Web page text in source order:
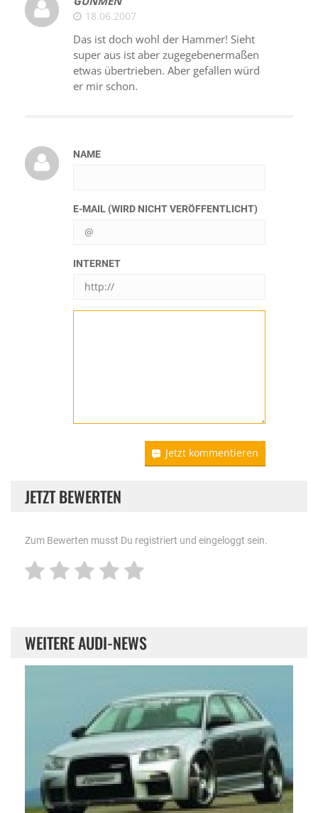
18.06.2007
Das ist doch wohl der Hammer! Sieht
super aus ist aber zugegebenermaßen
etwas übertrieben. Aber gefallen würd
er mir schon.
NAME
E-MAIL (WIRD NICHT VERÖFFENTLICHT)
INTERNET
Jetzt kommentieren
JETZT BEWERTEN
Zum Bewerten musst Du registriert und eingeloggt sein.
WEITERE AUDI-NEWS